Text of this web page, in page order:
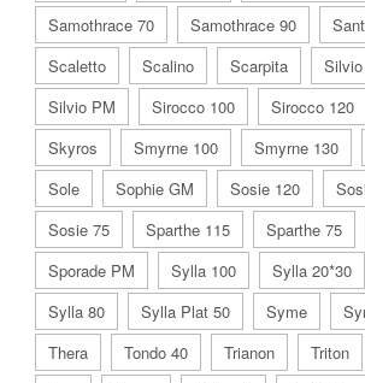
Samothrace 70
Samothrace 90
Scaletto
Scalino Scarpita
Silvio PM
Sirocco 100 Sirocco 120
Skyros
Smyrne 100 Smyrne 130
Sole
Sophie GM Sosie 120
Sosie 75
Sparthe 115 Sparthe 75
Sporade PM
Sylla 100 Sylla 20*30
Sylla 80
Sylla Plat 50 Syme
Thera
Tondo 40 Trianon Triton